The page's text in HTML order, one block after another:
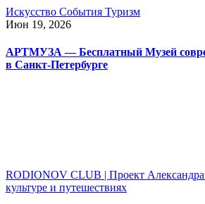
Искусство События Туризм
Июн 19, 2026
АРТМУЗА — Бесплатный Музей
в Санкт-Петербурге
RODIONOV CLUB | Проект
культуре и путешествиях